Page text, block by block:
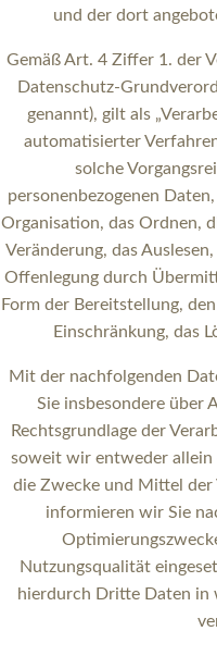
und der dort
Gemäß Art. 4 Ziffer 1. der
Datenschutz-
genannt), gilt als
automatisierter
solche
personenbezogenen
Organisation, das Ordnen,
Veränderung, das
Offenlegung durch
Form der Bereitstellung,
Einschränkung, das
Mit der nachfolgenden
Sie insbesondere über
Rechtsgrundlage der
soweit wir entweder allein
die Zwecke und Mittel der
informieren wir Sie
Nutzungsqualität
hierdurch Dritte Daten in